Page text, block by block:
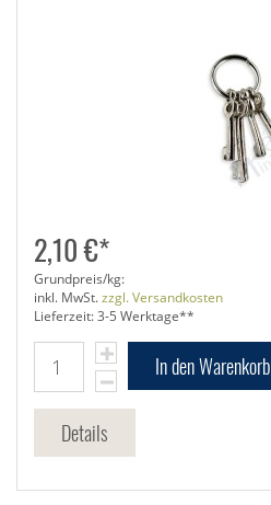
2,10 €*
Grundpreis/kg:
inkl. MwSt.zzgl. Versandkosten
Lieferzeit: 3-5 Werktage**
In den Warenkorb
Details